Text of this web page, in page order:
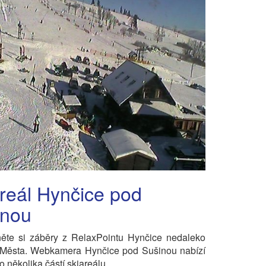
Hynčice pod
si záběry z RelaxPointu Hynčice nedaleko
Webkamera Hynčice pod Sušinou nabízí
několika částí skiareálu.